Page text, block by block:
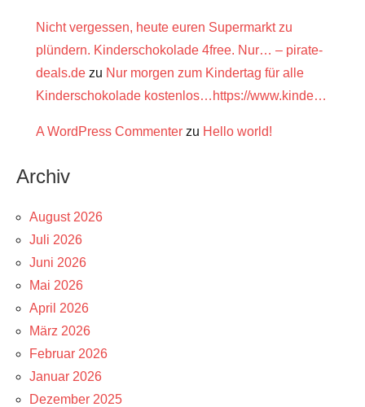
Nicht vergessen, heute euren Supermarkt zu
plündern. Kinderschokolade 4free. Nur… – pirate-
deals.de zu Nur morgen zum Kindertag für alle
Kinderschokolade kostenlos…https://www.kinde…
A WordPress Commenter zu Hello world!
Archiv
August 2026
Juli 2026
Juni 2026
Mai 2026
April 2026
März 2026
Februar 2026
Januar 2026
Dezember 2025